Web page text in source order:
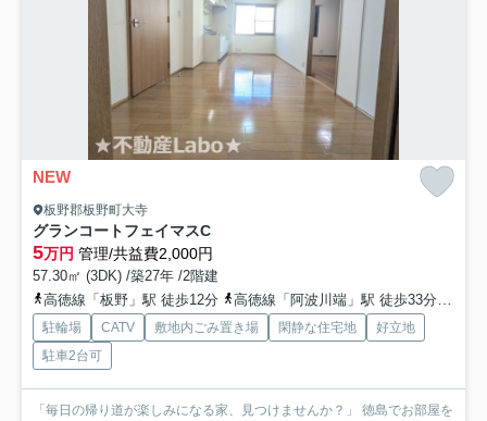
NEW
板野郡板野町大寺
グランコートフェイマスC
5万円 管理/共益費2,000円
57.30㎡ (3DK) /築27年 /2階建
高徳線「板野」駅 徒歩12分
高徳線「阿波川端」駅 徒歩33分
駐輪場 CATV 敷地内ごみ置き場 閑静な住宅地
好立地
駐車2台可
「毎日の帰り道が楽しみになる家、見つけませんか？」 徳島でお部屋を